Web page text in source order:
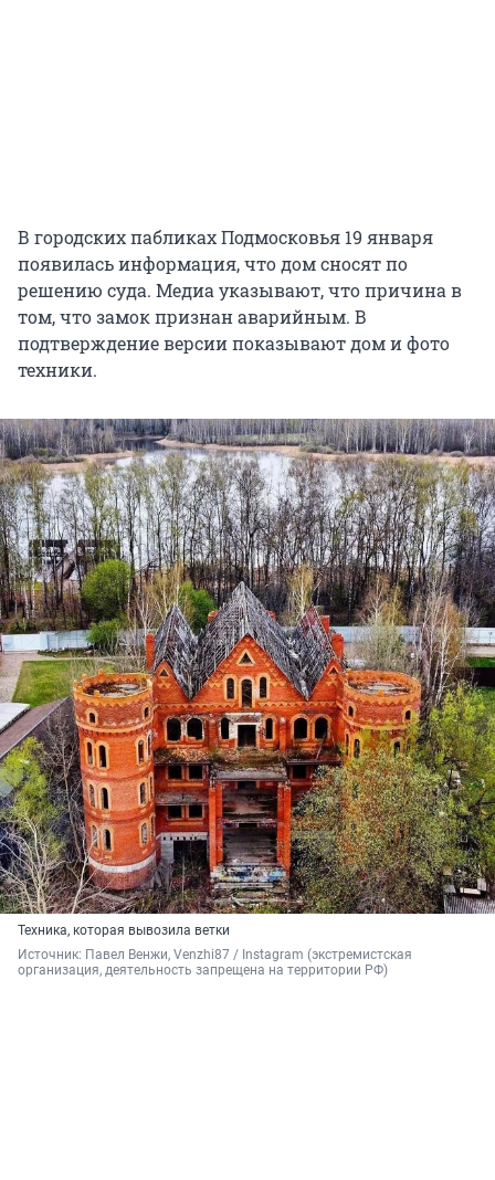
В городских пабликах Подмосковья 19 января
появилась информация, что дом сносят по
решению суда. Медиа указывают, что причина в
том, что замок признан аварийным. В
подтверждение версии показывают дом и фото
техники.
Техника, которая вывозила ветки
Источник: Павел Венжи, Venzhi87 / Instagram (экстремистская
организация, деятельность запрещена на территории РФ)